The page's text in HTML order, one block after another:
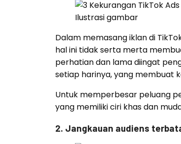
Ilustrasi gambar
Dalam memasang iklan di
hal ini tidak serta merta
perhatian dan lama diingat
setiap harinya, yang membuat
Untuk memperbesar peluang
yang memiliki ciri khas dan
2. Jangkauan audiens